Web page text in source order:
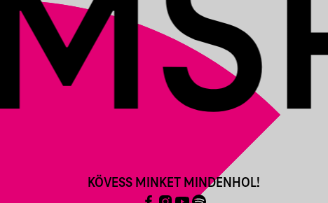
KÖVESS MINKET MINDENHOL!